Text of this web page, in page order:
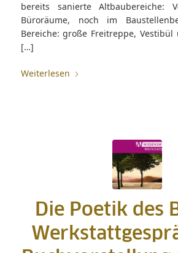
bereits sanierte Altbaubereiche:
Büroräume, noch im
Bereiche: große Freitreppe,
[…]
Weiterlesen
Die Poetik des